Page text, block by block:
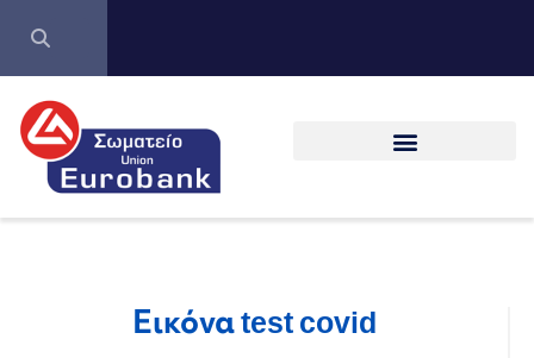
Εικόνα test covid